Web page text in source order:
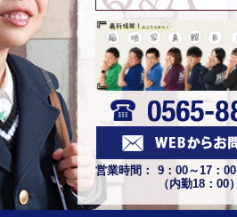
営業時間：
9：00～17：00
（内勤18：00）